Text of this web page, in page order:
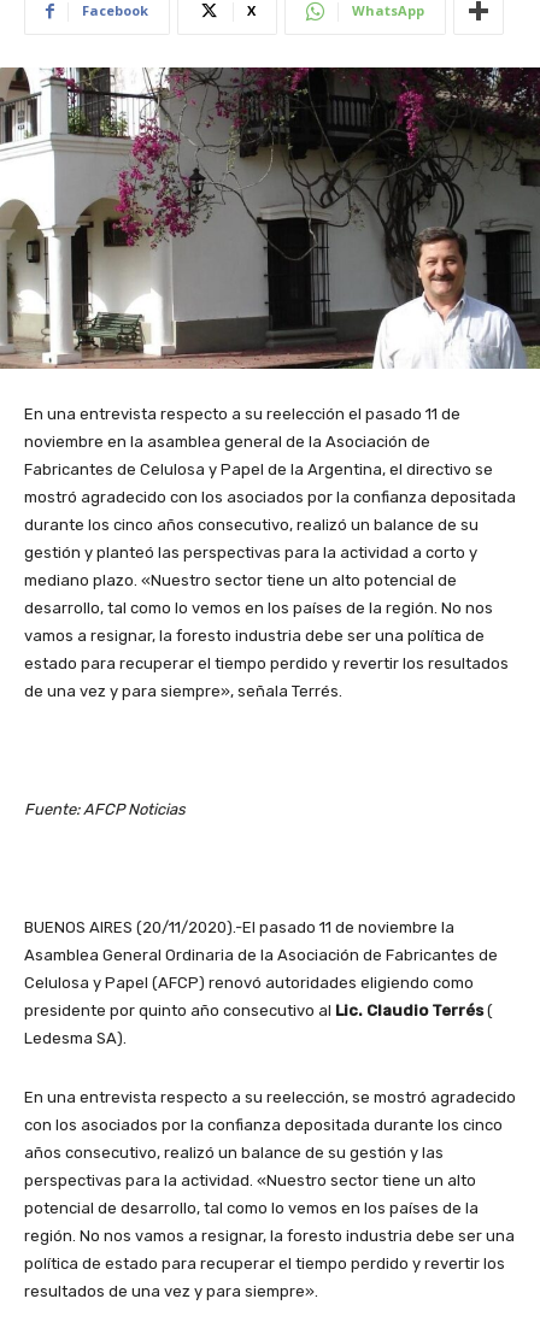
Facebook X WhatsApp
En una entrevista respecto a su reelección el pasado 11 de
noviembre en la asamblea general de la Asociación de
Fabricantes de Celulosa y Papel de la Argentina, el directivo se
mostró agradecido con los asociados por la confianza depositada
durante los cinco años consecutivo, realizó un balance de su
gestión y planteó las perspectivas para la actividad a corto y
mediano plazo. «Nuestro sector tiene un alto potencial de
desarrollo, tal como lo vemos en los países de la región. No nos
vamos a resignar, la foresto industria debe ser una política de
estado para recuperar el tiempo perdido y revertir los resultados
de una vez y para siempre», señala Terrés.
Fuente: AFCP Noticias
BUENOS AIRES (20/11/2020).-El pasado 11 de noviembre la
Asamblea General Ordinaria de la Asociación de Fabricantes de
Celulosa y Papel (AFCP) renovó autoridades eligiendo como
presidente por quinto año consecutivo al Lic. Claudio Terrés(
Ledesma SA).
En una entrevista respecto a su reelección, se mostró agradecido
con los asociados por la confianza depositada durante los cinco
años consecutivo, realizó un balance de su gestión y las
perspectivas para la actividad. «Nuestro sector tiene un alto
potencial de desarrollo, tal como lo vemos en los países de la
región. No nos vamos a resignar, la foresto industria debe ser una
política de estado para recuperar el tiempo perdido y revertir los
resultados de una vez y para siempre».